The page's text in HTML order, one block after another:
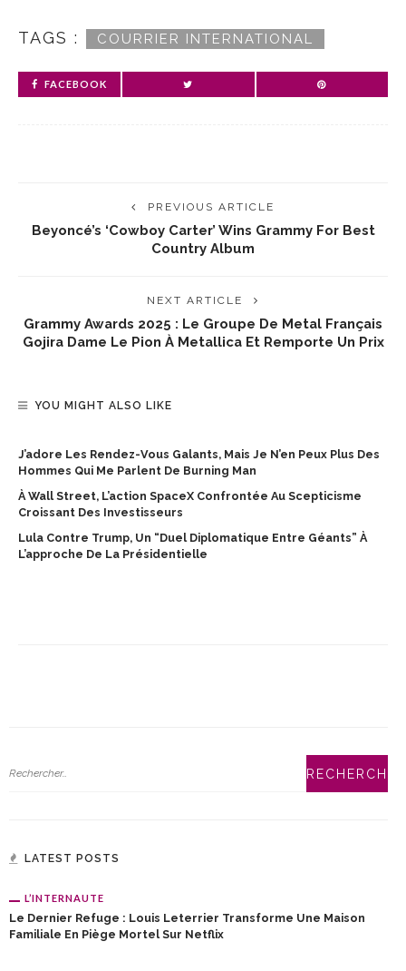
TAGS : COURRIER INTERNATIONAL
FACEBOOK
PREVIOUS ARTICLE
Beyoncé’s ‘Cowboy Carter’ Wins Grammy For Best
Country Album
NEXT ARTICLE
Grammy Awards 2025 : Le Groupe De Metal Français
Gojira Dame Le Pion À Metallica Et Remporte Un Prix
YOU MIGHT ALSO LIKE
J’adore Les Rendez-Vous Galants, Mais Je N’en Peux Plus Des
Hommes Qui Me Parlent De Burning Man
À Wall Street, L’action SpaceX Confrontée Au Scepticisme
Croissant Des Investisseurs
Lula Contre Trump, Un “duel Diplomatique Entre Géants” À
L’approche De La Présidentielle
LATEST POSTS
L’INTERNAUTE
Le Dernier Refuge : Louis Leterrier Transforme Une Maison
Familiale En Piège Mortel Sur Netflix